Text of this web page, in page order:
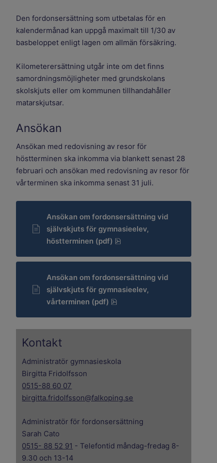
Den fordonsersättning som utbetalas för en
kalendermånad kan uppgå maximalt till 1/30 av
basbeloppet enligt lagen om allmän försäkring.
Kilometerersättning utgår inte om det finns
samordningsmöjligheter med grundskolans
skolskjuts eller om kommunen tillhandahåller
matarskjutsar.
Ansökan
Ansökan med redovisning av resor för
höstterminen ska inkomma via blankett senast 28
februari och ansökan med redovisning av resor för
vårterminen ska inkomma senast 31 juli.
Ansökan om fordonsersättning vid
självskjuts för gymnasieelev,
höstterminen (pdf)
Ansökan om fordonsersättning vid
självskjuts för gymnasieelev,
vårterminen (pdf)
Kontakt
Administratör gymnasieskola
Birgitta Fridolfsson
0515-88 60 07
birgitta.fridolfsson@falkoping.se
Administratör för fordonsersättning
Sarah Cato
0515- 88 52 91 - Telefontid måndag-fredag 8-
9.30 och 13-14